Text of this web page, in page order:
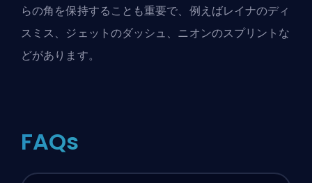
らの角を保持することも重要で、例えばレイナのディ
スミス、ジェットのダッシュ、ニオンのスプリントな
どがあります。
FAQs